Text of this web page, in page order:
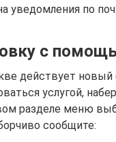
уведомления по
с
действует
услугой,
разделе меню
сообщите: